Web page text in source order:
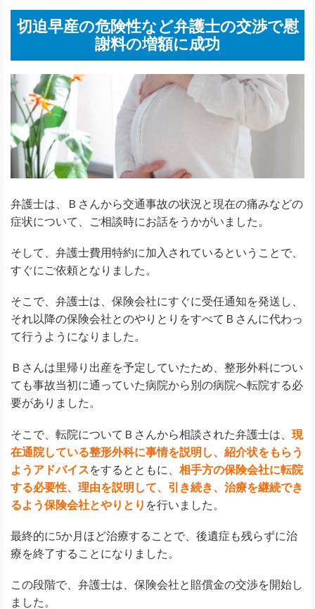
切迫早産の危険性など弁護士の交渉で慰
謝料の増額に成功
弁護士は、Ｂさんから交通事故の状況と現在の痛みなどの
症状について、ご相談時にお話をうかがいました。
そして、弁護士費用特約に加入されているということで、
すぐにご依頼となりました。
そこで、弁護士は、保険会社にすぐに受任通知を発送し、
それ以降の保険会社とのやりとりをすべてＢさんに代わっ
て行うようになりました。
Ｂさんは里帰り出産を予定していたため、整形外科につい
ても事故当初に通っていた病院から別の病院へ転院する必
要がありました。
そこで、転院についてＢさんから相談された弁護士は、 現
在通院している整形外科に事情を説明し、紹介状をもらう
ようアドバイスをするとともに、 相手方の保険会社に転院
する必要性、理由を説明して、引き続き、治療を継続でき
るよう保険会社とやりとり を行いました。
最終的に5か月ほど治療することで、後遺症も残らずに治
療を終了することになりました。
この段階で、弁護士は、保険会社と賠償金の交渉を開始し
ました。